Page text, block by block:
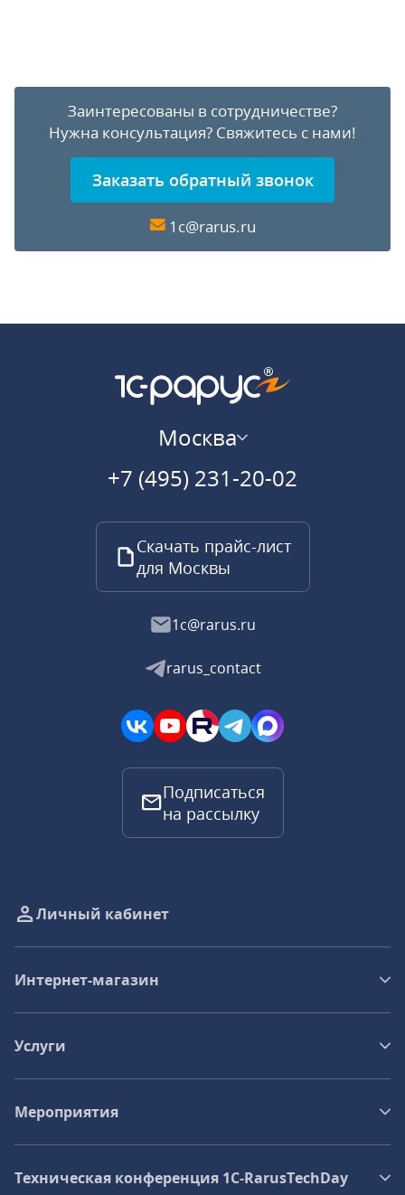
Заинтересованы в сотрудничестве?
Нужна консультация? Свяжитесь с нами!
Заказать обратный звонок
1c@rarus.ru
Москва
+7 (495) 231-20-02
Скачать прайс-лист
для Москвы
1c@rarus.ru
rarus_contact
Подписаться
на рассылку
Личный кабинет
Интернет-магазин
Услуги
Мероприятия
Техническая конференция 1C‑RarusTechDay